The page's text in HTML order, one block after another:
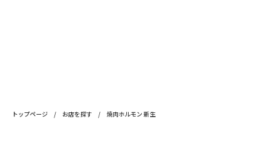
トップページ / お店を探す / 焼肉ホルモン 新生